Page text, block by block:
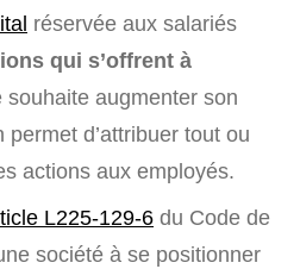
réservée aux salariés
qui s’offrent à
souhaite augmenter son
permet d’attribuer tout ou
actions aux employés.
L225-129-6 du Code de
société à se positionner